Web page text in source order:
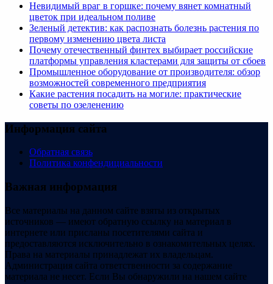
Невидимый враг в горшке: почему вянет комнатный
цветок при идеальном поливе
Зеленый детектив: как распознать болезнь растения по
первому изменению цвета листа
Почему отечественный финтех выбирает российские
платформы управления кластерами для защиты от сбоев
Промышленное оборудование от производителя: обзор
возможностей современного предприятия
Какие растения посадить на могиле: практические
советы по озеленению
Информация сайта
Обратная связь
Политика конфендициальности
Важная информация
Все материалы на данном сайте взяты из открытых
источников — имеют обратную ссылку на материал в
интернете или присланы посетителями сайта и
предоставляются исключительно в ознакомительных целях.
Права на материалы принадлежат их владельцам.
Администрация сайта ответственности за содержание
материала не несет. Если Вы обнаружили на нашем сайте